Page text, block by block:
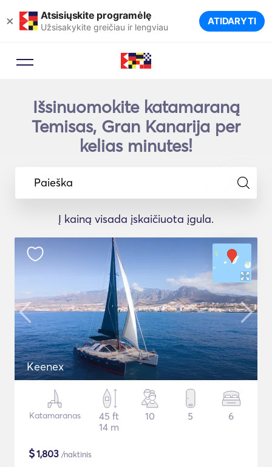
× Atsisiųskite programėlę
Užsisakykite greičiau ir lengviau ATIDARYTI
Išsinuomokite katamaraną
Temisas, Gran Kanarija per
kelias minutes!
Paieška
Į kainą visada įskaičiuota įgula.
Keenex
Katamaranas
45 ft
14 m
10 5 6
$1,803 /naktinis